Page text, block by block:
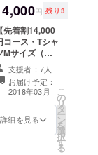
記載（希望者
のみ） ※リター
ン決済時画面に
備考欄」がご
いますのでご
望の方は 必ず
力をお願いい
しま
す。
入力例：「エン
クレジット名
円 残り3
【先着割14,000
コース・Tシャ
Mサイズ（丈
幅50/袖丈
）×限定
】 15,000円
のリターンを
円でご購
入いただけま
支援者：7人
お届け予定：
2018年03月
詳細を見る
こ
の
リ
タ
ー
ン
を
選
択
す
る